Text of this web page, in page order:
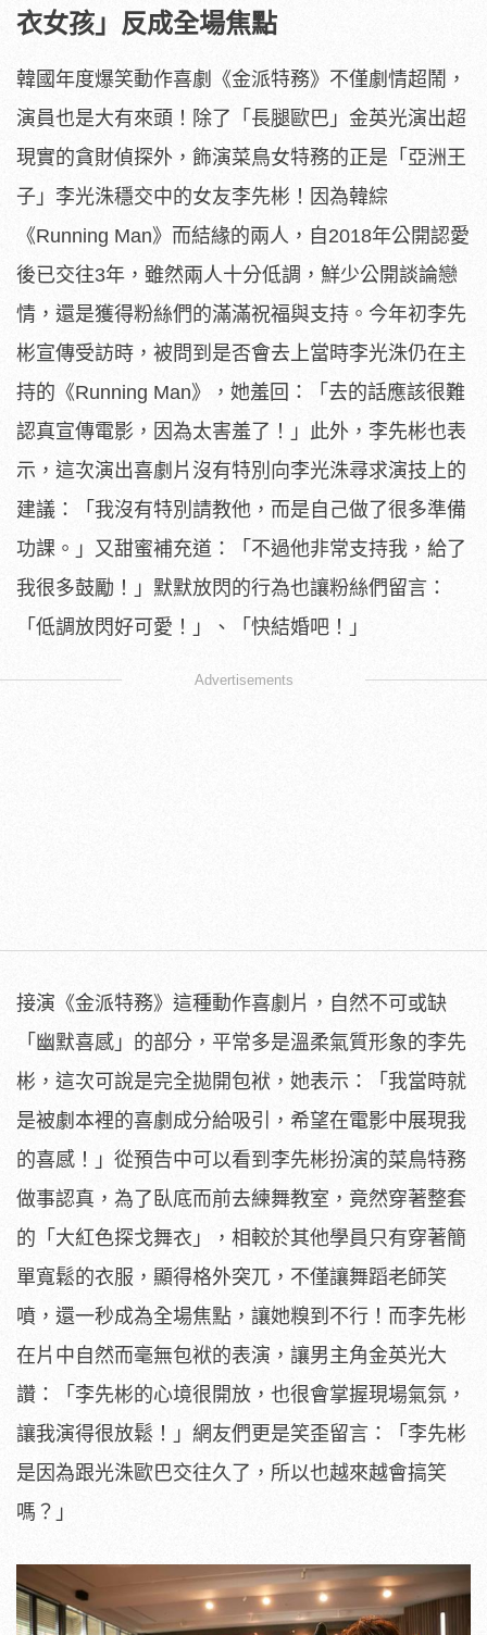
衣女孩」 反成全場焦點
韓國年度爆笑動作喜劇《金派特務》不僅劇情超鬧，
演員也是大有來頭！除了「長腿歐巴」 金英光演出超
現實的貪財偵探外，飾演菜鳥女特務的正是「 亞洲王
子」李光洙穩交中的女友李先彬！因為韓綜
《Running Man》而結緣的兩人，自2018年公開認愛
後已交往3年， 雖然兩人十分低調，鮮少公開談論戀
情， 還是獲得粉絲們的滿滿祝福與支持。今年初李先
彬宣傳受訪時， 被問到是否會去上當時李光洙仍在主
持的《Running Man》，她羞回：「去的話應該很難
認真宣傳電影， 因為太害羞了！」此外，李先彬也表
示， 這次演出喜劇片沒有特別向李光洙尋求演技上的
建議：「 我沒有特別請教他，而是自己做了很多準備
功課。」又甜蜜補充道：
「不過他非常支持我，給了
我很多鼓勵！」 默默放閃的行為也讓粉絲們留言：
「低調放閃好可愛！」、「 快結婚吧！」
Advertisements
接演《金派特務》這種動作喜劇片，自然不可或缺
「幽默喜感」 的部分，平常多是溫柔氣質形象的李先
彬， 這次可說是完全拋開包袱，她表示：「 我當時就
是被劇本裡的喜劇成分給吸引， 希望在電影中展現我
的喜感！」 從預告中可以看到李先彬扮演的菜鳥特務
做事認真， 為了臥底而前去練舞教室，竟然穿著整套
的「大紅色探戈舞衣」， 相較於其他學員只有穿著簡
單寬鬆的衣服，顯得格外突兀， 不僅讓舞蹈老師笑
噴，還一秒成為全場焦點，讓她糗到不行！ 而李先彬
在片中自然而毫無包袱的表演，讓男主角金英光大
讚：「 李先彬的心境很開放，也很會掌握現場氣氛，
讓我演得很放鬆！」 網友們更是笑歪留言：「李先彬
是因為跟光洙歐巴交往久了， 所以也越來越會搞笑
嗎？」